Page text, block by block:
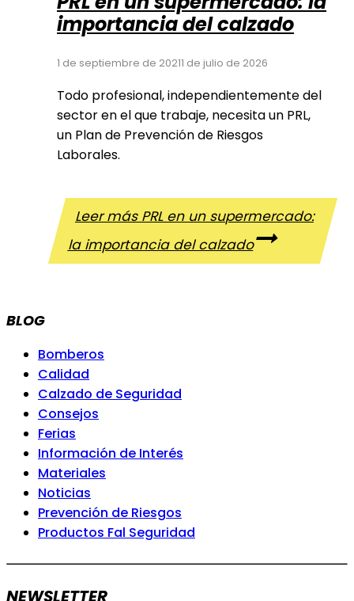
importancia del calzado
1 de septiembre de 20211 de julio de 2026
Todo profesional, independientemente del
sector en el que trabaje, necesita un PRL,
un Plan de Prevención de Riesgos
Laborales.
Leer másPRL en un supermercado:
la importancia del calzado
BLOG
Bomberos
Calidad
Calzado de Seguridad
Consejos
Ferias
Información de Interés
Materiales
Noticias
Prevención de Riesgos
Productos Fal Seguridad
NEWSLETTER